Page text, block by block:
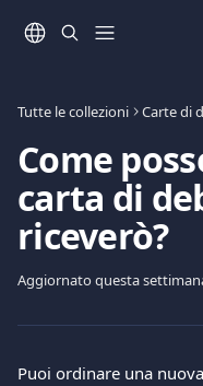
Tutte le collezioni Carte di
Come
carta di
riceverò?
Aggiornato questa
Puoi ordinare una